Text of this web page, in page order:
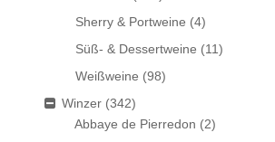
Sherry & Portweine (4)
Süß- & Dessertweine (11)
Weißweine (98)
Winzer (342)
Abbaye de Pierredon (2)